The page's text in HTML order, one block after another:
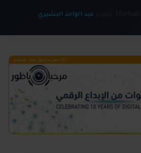
عبد الواحد البشيري
المزيد حول هذا الإعلان